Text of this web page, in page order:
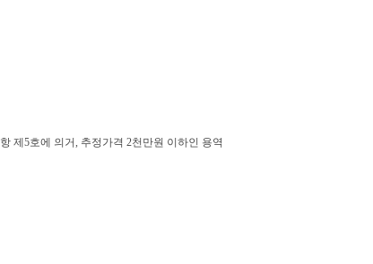
항 제5호에 의거, 추정가격 2천만원 이하인 용역